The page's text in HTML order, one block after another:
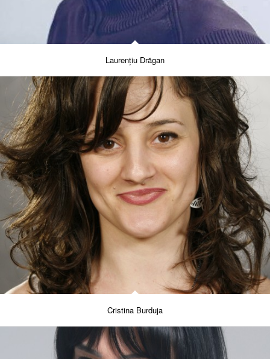
Laurențiu Drăgan
Cristina Burduja